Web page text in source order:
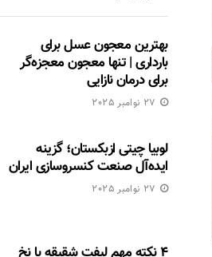
بهترین معجون عسل برای
بارداری | تنها معجون معجزه‌گر
برای درمان نازایی
27 نوامبر 2025
لوبیا چیتی ازبکستان؛ گزینه
ایده‌آل صنعت کنسروسازی ایران
27 نوامبر 2025